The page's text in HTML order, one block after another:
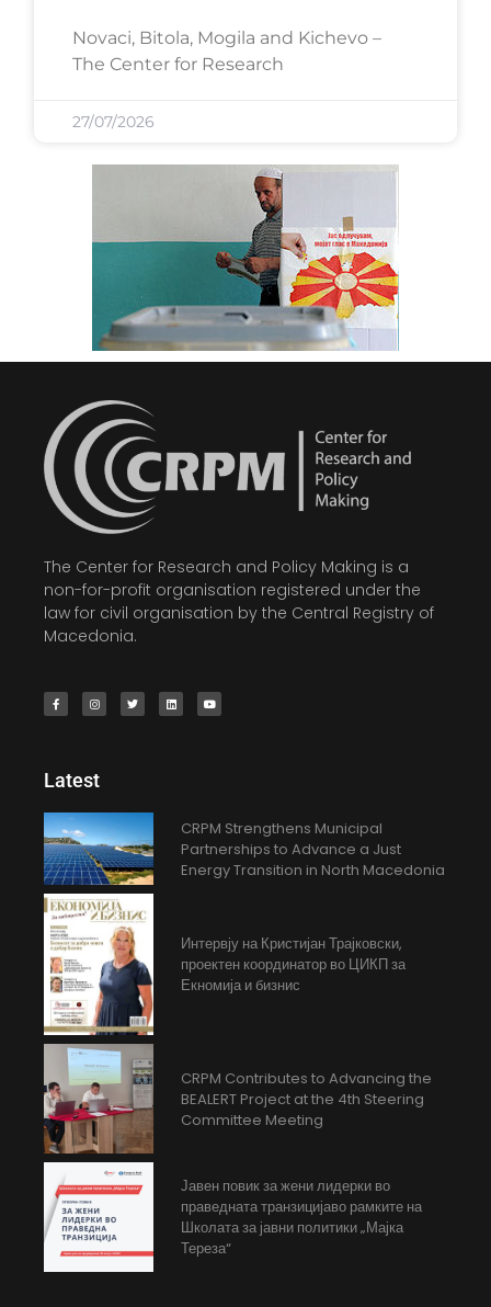
Novaci, Bitola, Mogila and Kichevo –
The Center for Research
27/07/2026
The Center for Research and Policy Making is a
non-for-profit organisation registered under the
law for civil organisation by the Central Registry of
Macedonia.
Latest
CRPM Strengthens Municipal
Partnerships to Advance a Just
Energy Transition in North Macedonia
Интервју на Кристијан Трајковски,
проектен координатор во ЦИКП за
Екномија и бизнис
CRPM Contributes to Advancing the
BEALERT Project at the 4th Steering
Committee Meeting
Јавен повик за жени лидерки во
праведната транзицијаво рамките на
Школата за јавни политики „Мајка
Тереза“